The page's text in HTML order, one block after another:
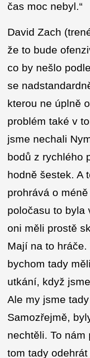
čas moc nebyl.“
David Zach
že to bude
co by nešlo
se
kterou ne úplně
problém také v
jsme nechali
bodů z rychlého
hodně šestek. A
prohrává o
poločasu to byla
oni měli prostě
Mají na to
bychom tady
utkání, když
Ale my jsme
Samozřejmě,
nechtěli. To
tom tady